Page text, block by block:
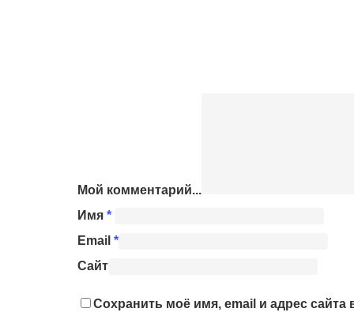
Мой комментарий...
Имя *
Email *
Сайт
Сохранить моё имя, email и адрес